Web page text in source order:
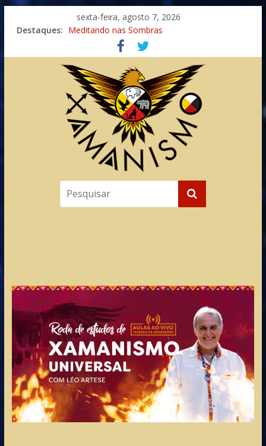
sexta-feira, agosto 7, 2026
Destaques:
Imaginação na Cura
Meditando nas Sombras
Autosuficiência: A Jornada do Espírito Ancestral
Xamanismo Universal
Totens – Caminho Espiritual – Crescimento